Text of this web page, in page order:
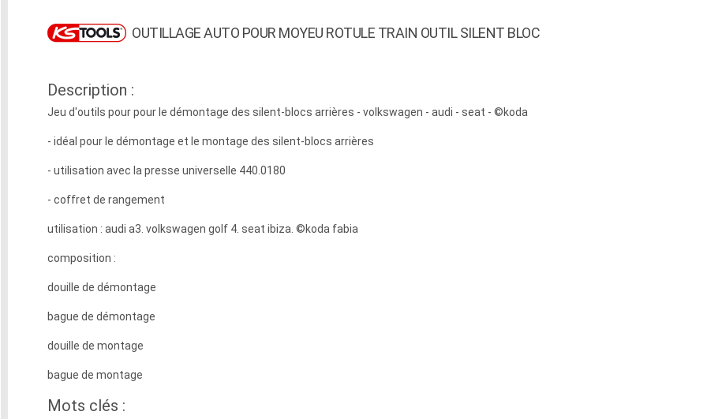
OUTILLAGE AUTO POUR MOYEU ROTULE TRAIN OUTIL SILENT BLOC
Description :
Jeu d'outils pour pour le démontage des silent-blocs arrières - volkswagen - audi - seat - ©koda
- idéal pour le démontage et le montage des silent-blocs arrières
- utilisation avec la presse universelle 440.0180
- coffret de rangement
utilisation : audi a3. volkswagen golf 4. seat ibiza. ©koda fabia
composition :
douille de démontage
bague de démontage
douille de montage
bague de montage
Mots clés :